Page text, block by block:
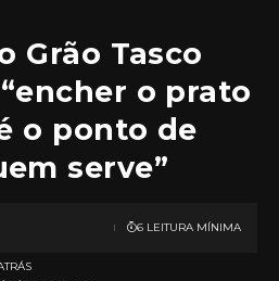
Grão Tasco
o prato
o ponto de
serve”
6 LEITURA MÍNIMA